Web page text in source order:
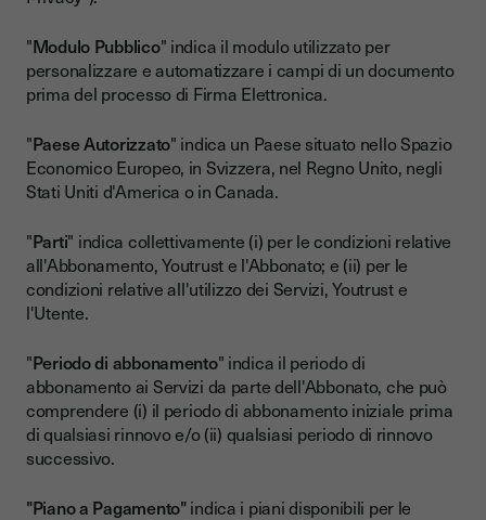
"Modulo Pubblico" indica il modulo utilizzato per
personalizzare e automatizzare i campi di un documento
prima del processo di Firma Elettronica.
"Paese Autorizzato" indica un Paese situato nello Spazio
Economico Europeo, in Svizzera, nel Regno Unito, negli
Stati Uniti d'America o in Canada.
"Parti" indica collettivamente (i) per le condizioni relative
all'Abbonamento, Youtrust e l'Abbonato; e (ii) per le
condizioni relative all'utilizzo dei Servizi, Youtrust e
l'Utente.
"Periodo di abbonamento" indica il periodo di
abbonamento ai Servizi da parte dell'Abbonato, che può
comprendere (i) il periodo di abbonamento iniziale prima
di qualsiasi rinnovo e/o (ii) qualsiasi periodo di rinnovo
successivo.
"Piano a Pagamento"indica i piani disponibili per le